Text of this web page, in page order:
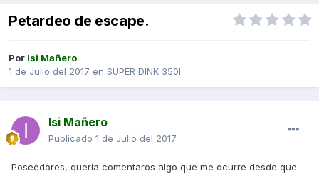
Petardeo de escape.
Por Isi Mañero
1 de Julio del 2017 en SUPER DINK 350I
Isi Mañero
Publicado 1 de Julio del 2017
Poseedores, quería comentaros algo que me ocurre desde que